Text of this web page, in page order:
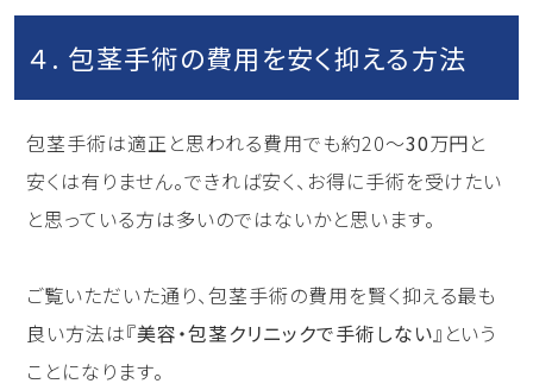
４. 包茎手術の費用を安く抑える方法
包茎手術は適正と思われる費用でも約20〜30万円と
安くは有りません。できれば安く、お得に手術を受けたい
と思っている方は多いのではないかと思います。
ご覧いただいた通り、包茎手術の費用を賢く抑える最も
良い方法は『美容・包茎クリニックで手術しない』という
ことになります。